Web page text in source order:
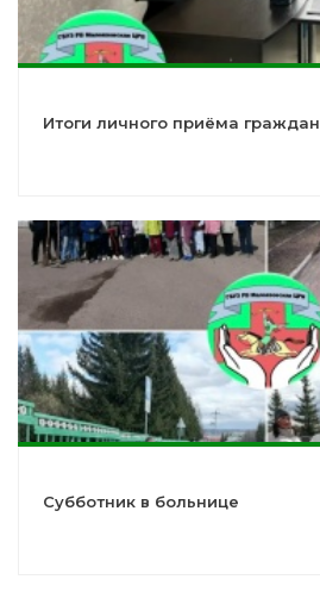
Итоги личного приёма граждан
Субботник в больнице